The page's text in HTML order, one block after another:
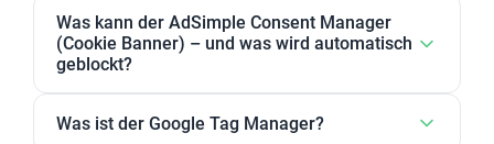
Zweckgruppen akzeptieren oder ablehnen.
ändern. Außerdem können Sie Ihre Zustimmung
jederzeit widerrufen, indem Sie Ihre Einwilligungen
Was kann der AdSimple Consent Manager
(Cookie Banner) – und was wird automatisch
geblockt?
JavaScript-Lösung oder WordPress-Plugin verfügbar
Was ist der Google Tag Manager?